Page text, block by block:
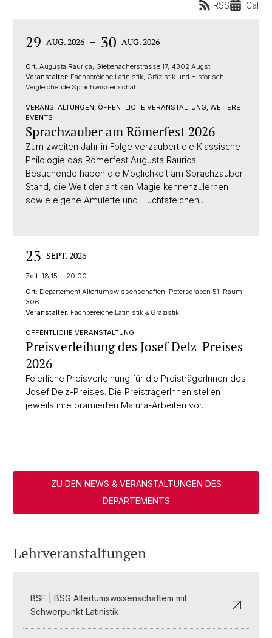
RSS iCal
29 AUG. 2026 - 30 AUG. 2026
Ort: Augusta Raurica, Giebenacherstrasse 17, 4302 Augst
Veranstalter: Fachbereiche Latinistik, Gräzistik und Historisch-
Vergleichende Sprachwissenschaft
VERANSTALTUNGEN, ÖFFENTLICHE VERANSTALTUNG, WEITERE
EVENTS
Sprachzauber am Römerfest 2026
Zum zweiten Jahr in Folge verzaubert die Klassische
Philologie das Römerfest Augusta Raurica.
Besuchende haben die Möglichkeit am Sprachzauber-
Stand, die Welt der antiken Magie kennenzulernen
sowie eigene Amulette und Fluchtäfelchen…
23 SEPT. 2026
Zeit: 18:15 - 20:00
Ort: Departement Altertumswissenschaften, Petersgraben 51, Raum
306
Veranstalter: Fachbereiche Latinistik & Gräzistik
ÖFFENTLICHE VERANSTALTUNG
Preisverleihung des Josef Delz-Preises
2026
Feierliche Preisverleihung für die PreisträgerInnen des
Josef Delz-Preises. Die PreisträgerInnen stellen
jeweils ihre prämierten Matura-Arbeiten vor.
ZU DEN NEWS & VERANSTALTUNGEN DES
DEPARTEMENTS
Lehrveranstaltungen
BSF | BSG Altertumswissenschaftem mit
Schwerpunkt Latinistik